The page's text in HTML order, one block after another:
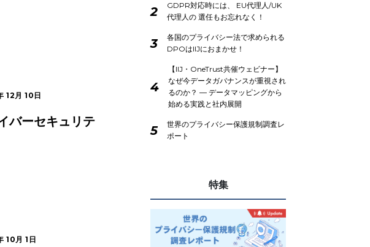
12月 10日
バーセキュリテ
10月 1日
2
GDPR対応時には、 EU代理人/UK
代理人の 選任もお忘れなく！
3
各国のプライバシー法で求められる
DPOはIIJにおまかせ！
4
【IIJ・OneTrust共催ウェビナー】
なぜ今データガバナンスが重視され
るのか？ ― データマッピングから
始める実践と社内展開
5
世界のプライバシー保護規制調査レ
ポート
特集